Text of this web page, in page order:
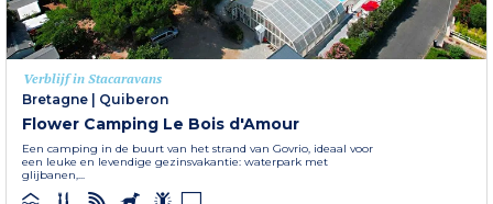
Verblijf in Stacaravans
Bretagne
Quiberon
Flower Camping Le Bois d'Amour
Een camping in de buurt van het strand van Govrio, ideaal voor
een leuke en levendige gezinsvakantie: waterpark met
glijbanen,...